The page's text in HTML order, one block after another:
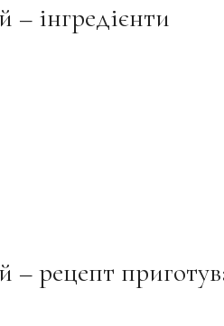
– інгредієнти
– рецепт